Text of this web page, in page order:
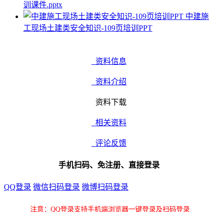
训课件.pptx
中建施
工现场土建类安全知识-109页培训PPT
资料信息
资料介绍
资料下载
相关资料
评论反馈
手机扫码、免注册、直接登录
QQ登录 微信扫码登录 微博扫码登录
注意：QQ登录支持手机端浏览器一键登录及扫码登录